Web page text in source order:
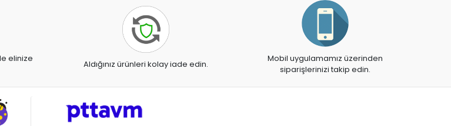
elinize
Aldığınız ürünleri kolay iade edin.
Mobil uygulamamız üzerinden
siparişlerinizi takip edin.